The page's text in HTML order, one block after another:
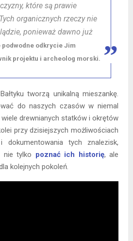
które są prawie
organicznych rzeczy nie
ponieważ dawno już
podwodne odkrycie Jim
projektu i archeolog morski.
tworzą unikalną mieszankę.
do naszych czasów w niemal
drewnianych statków i okrętów
przy dzisiejszych możliwościach
dokumentowania tych znalezisk,
nie tylko poznać ich historię, ale
kolejnych pokoleń.